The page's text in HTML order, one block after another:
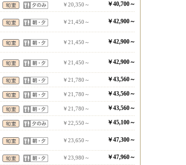
￥20,350～
￥40,700～
￥21,450～ ￥42,900～
￥21,450～ ￥42,900～
￥21,450～ ￥42,900～
￥21,780～ ￥43,560～
￥21,780～ ￥43,560～
￥21,780～ ￥43,560～
￥22,550～
￥45,100～
￥23,650～ ￥47,300～
￥23,980～
￥47,960～